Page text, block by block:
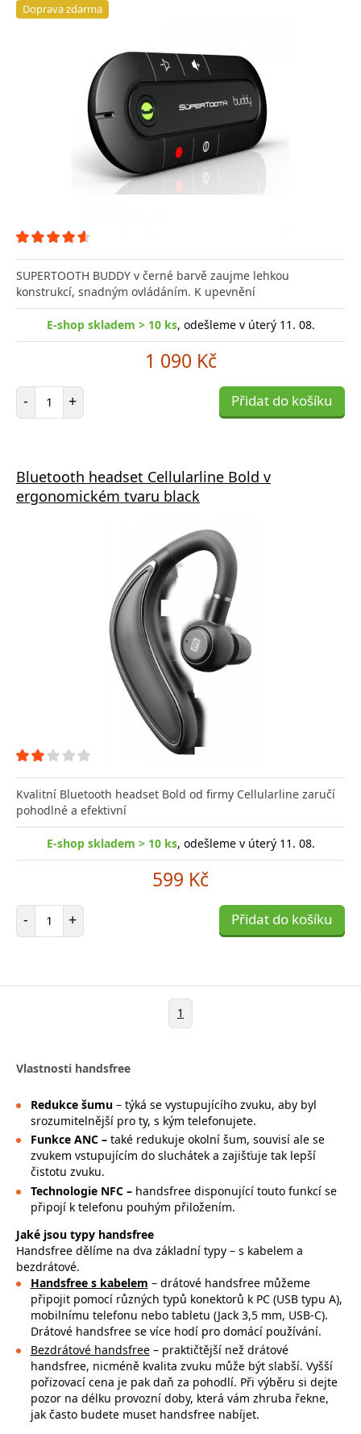
Doprava zdarma
SUPERTOOTH BUDDY v černé barvě zaujme lehkou
konstrukcí, snadným ovládáním. K upevnění
E-shop skladem > 10 ks, odešleme v úterý 11. 08.
1 090 Kč
- Počet položek
+ Přidat do košíku
Bluetooth headset Cellularline Bold v
ergonomickém tvaru black
Kvalitní Bluetooth headset Bold od firmy Cellularline zaručí
pohodlné a efektivní
E-shop skladem > 10 ks, odešleme v úterý 11. 08.
599 Kč
- Počet položek
+ Přidat do košíku
1
Vlastnosti handsfree
Redukce šumu– týká se vystupujícího zvuku, aby byl
srozumitelnější pro ty, s kým telefonujete.
Funkce ANC – také redukuje okolní šum, souvisí ale se
zvukem vstupujícím do sluchátek a zajišťuje tak lepší
čistotu zvuku.
Technologie NFC – handsfree disponující touto funkcí se
připojí k telefonu pouhým přiložením.
Jaké jsou typy handsfree
Handsfree dělíme na dva základní typy – s kabelem a
bezdrátové.
Handsfree s kabelem – drátové handsfree můžeme
připojit pomocí různých typů konektorů k PC (USB typu A),
mobilnímu telefonu nebo tabletu (Jack 3,5 mm, USB-C).
Drátové handsfree se více hodí pro domácí používání.
Bezdrátové handsfree – praktičtější než drátové
handsfree, nicméně kvalita zvuku může být slabší. Vyšší
pořizovací cena je pak daň za pohodlí. Při výběru si dejte
pozor na délku provozní doby, která vám zhruba řekne,
jak často budete muset handsfree nabíjet.